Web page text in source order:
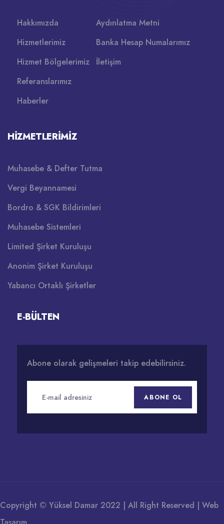
Hakkımızda
Hizmetlerimiz
Hizmet Bölgelerimiz
Referanslarımız
Haberler
Aydınlatma Metni
Banka Hesap Numalarımız
İletişim
HIZMETLERIMIZ
Muhasebe & Defter Tutma
Vergi Beyannamesi
Bordro & SGK Bildirimleri
Muhasebe Sistemleri
Limited Şirket Kuruluşu
Anonim Şirket Kuruluşu
Yabancı Ortaklı Şirketler
E-BÜLTEN
Abone olarak gelişmeleri takip edebilirsiniz.
ABONE OL
Copyright © Yüksel Damar 2022 | All Right Reserved | Web